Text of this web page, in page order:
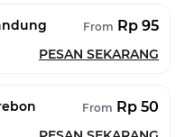
From Rp 95
PESAN SEKARANG
From Rp 50